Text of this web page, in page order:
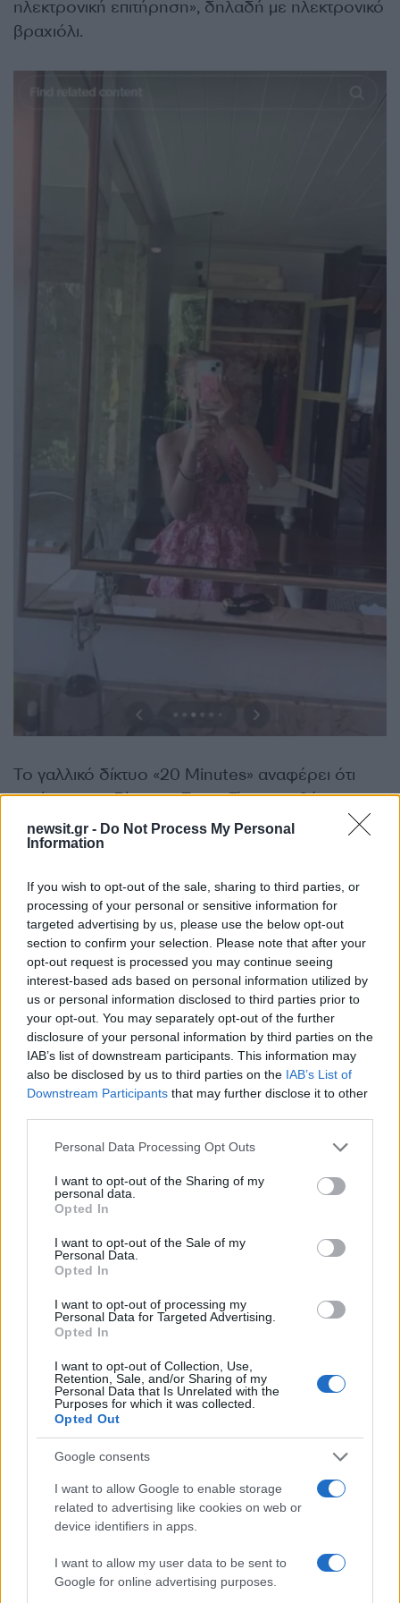
newsit.gr - Do Not Process My Personal
Information
If you wish to opt-out of the sale, sharing to third parties, or
processing of your personal or sensitive information for
targeted advertising by us, please use the below opt-out
section to confirm your selection. Please note that after your
opt-out request is processed you may continue seeing
interest-based ads based on personal information utilized by
us or personal information disclosed to third parties prior to
your opt-out. You may separately opt-out of the further
disclosure of your personal information by third parties on the
IAB’s list of downstream participants. This information may
also be disclosed by us to third parties on the IAB’s List of
Downstream Participants that may further disclose it to other
Please note that this website/app uses one or more Google
not limited to your visit or usage behaviour. You may click to
grant or deny consent to Google and its third-party tags to
use your data for below specified purposes in below Google
consent section.
Personal Data Processing Opt Outs
I want to opt-out of the Sharing of my
personal data.
Opted In
I want to opt-out of the Sale of my
Personal Data.
Opted In
I want to opt-out of processing my
Personal Data for Targeted Advertising.
Opted In
I want to opt-out of Collection, Use,
Retention, Sale, and/or Sharing of my
Personal Data that Is Unrelated with the
Purposes for which it was collected.
Opted Out
Google consents
I want to allow Google to enable storage
related to advertising like cookies on web or
device identifiers in apps.
I want to allow my user data to be sent to
Google for online advertising purposes.
ηλεκτρονική επιτήρηση», δηλαδή με ηλεκτρονικό
βραχιόλι.
Το γαλλικό δίκτυο «20 Minutes» αναφέρει ότι
μετά την καταδίκη του Σαρκοζί, η τοποθέτηση του
ηλεκτρονικού βραχιολιού δεν γίνεται άμεσα. Η
Εισαγγελία ωστόσο οφείλει σε διάστημα 30
που είναι αρμόδιος για τον καθορισμό των όρων
της ποινής για τον πρώην αρχηγό του κράτους.
«Ο εισαγγελέας έχει στη διάθεσή του προθεσμία
ενός μήνα από την ετυμηγορία να αναθέσει στον
αρμόδιο δικαστή την εκδίκαση της υπόθεσης, ο
οποίος καλείται να καθορίσει τους όρους της
καταδίκης εντός τετραμήνου από την ημέρα
έκδοσης της απόφασης. Η διαδικασία αυτή είναι
σε εξέλιξη», δήλωσε το γραφείο της εισαγγελίας
του Παρισιού.
Αν τα χάσατε